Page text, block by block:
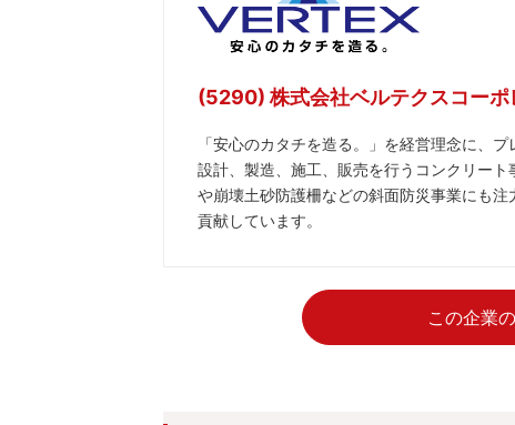
(5290) 株式会社ベルテクスコーポ
「安心のカタチを造る。」を経営理念に、
設計、製造、施工、販売を行うコンクリー
や崩壊土砂防護柵などの斜面防災事業にも
貢献しています。
この企業